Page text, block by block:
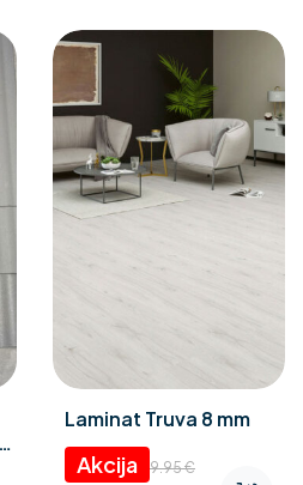
Laminat Truva 8 mm
9.95€